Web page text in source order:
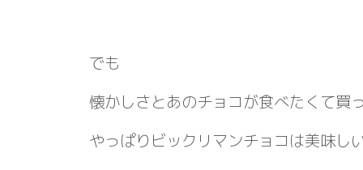
でも
懐かしさとあのチョコが食べたくて買
やっぱりビックリマンチョコは美味